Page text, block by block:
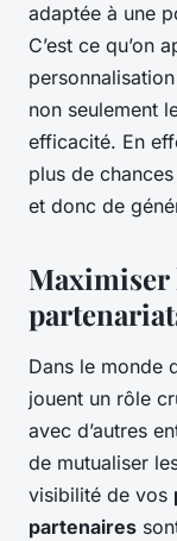
adaptée à une
C’est ce qu’on
non seulement
efficacité. En
plus de
et donc de
Maximiser
Dans le monde
jouent un rôle
avec d’autres
de mutualiser
visibilité de vos
partenaires